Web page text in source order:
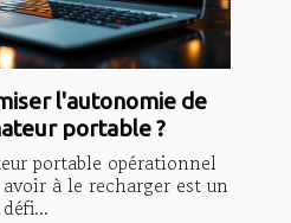
l'autonomie de
portable ?
portable opérationnel
à le recharger est un
défi...